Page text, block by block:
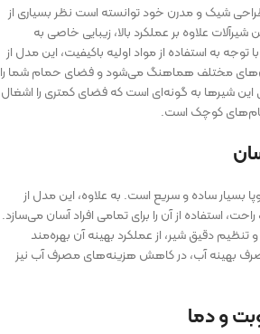
شیک و مدرن خود توانسته است نظر بسیاری از
علاوه بر عملکرد بالا، زیبایی خاصی به
به استفاده از مواد اولیه باکیفیت، این مدل از
مختلف هماهنگ می‌شود و فضای حمام شما را
شیرها به گونه‌ای است که فضای کمتری را اشغال
کوچک است.
ساده و سریع است. به علاوه، این مدل از
استفاده از آن را برای تمامی افراد آسان می‌سازد.
دقیق شیر، از عملکرد بهینه آن بهره‌مند
بهینه آب، در کاهش هزینه‌های مصرف آب نیز
و دما